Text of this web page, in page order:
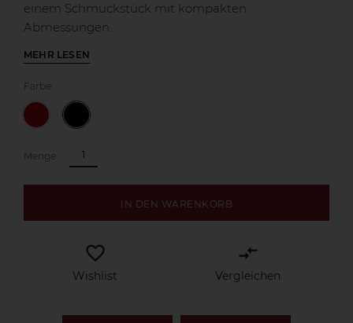
einem Schmuckstück mit kompakten
Abmessungen.
MEHR LESEN
Farbe
Menge
IN DEN WARENKORB
favorite_border
Wishlist
compare_arrows
Vergleichen